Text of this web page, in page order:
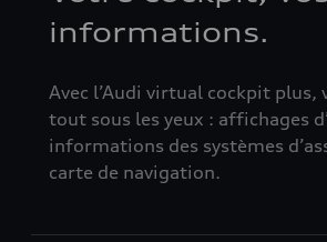
informations.
Avec l’Audi virtual cockpit plus,
tout sous les yeux : affichages
informations des systèmes
carte de navigation.